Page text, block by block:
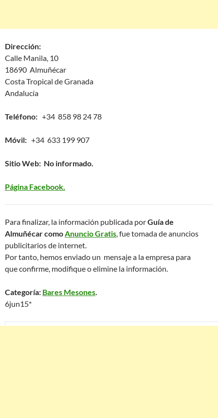
Dirección:
Calle Manila, 10
18690 Almuñécar
Costa Tropical de Granada
Andalucía
Teléfono: +34 858 98 24 78
Móvil: +34 633 199 907
Sitio Web: No informado.
Página Facebook.
Para finalizar, la información publicada porGuía de
Almuñécar como Anuncio Gratis , fue tomada de anuncios
publicitarios de internet.
Por tanto, hemos enviado un mensaje a la empresa para
que confirme, modifique o elimine la información.
Categoría: Bares Mesones
6jun15*